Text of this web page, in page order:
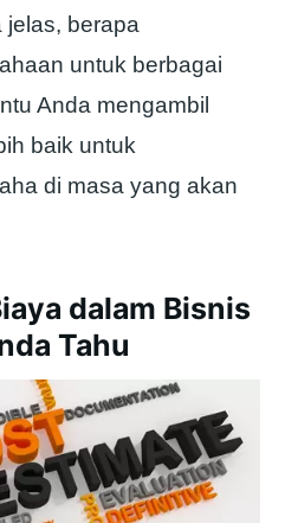
jelas, berapa
untuk berbagai
Anda mengambil
baik untuk
di masa yang akan
dalam Bisnis
Tahu